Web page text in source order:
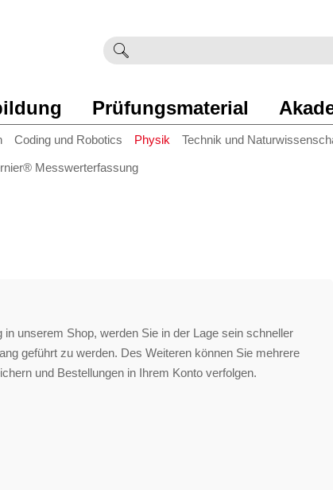
eingeben
Coding und Robotics Physik Technik und
Messwerterfassung
Prüfungsmaterial
in unserem Shop, werden Sie in der Lage sein schneller
geführt zu werden. Des Weiteren können Sie mehrere
und Bestellungen in Ihrem Konto verfolgen.